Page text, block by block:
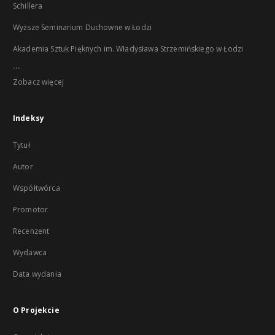
Schillera
Wyższe Seminarium Duchowne w Łodzi
Akademia Sztuk Pięknych im. Władysława Strzemińskiego w Łodzi
...
Zobacz więcej
Indeksy
Tytuł
Autor
Współtwórca
Promotor
Recenzent
Wydawca
Data wydania
O Projekcie